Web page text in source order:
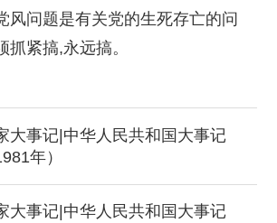
风问题是有关党的生死存亡的问
抓紧搞,永远搞。
大事记|中华人民共和国大事记
年）
大事记|中华人民共和国大事记